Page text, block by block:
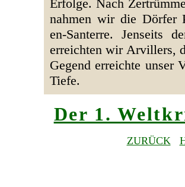
Erfolge. Nach
nahmen wir die Dörfer
en-Santerre. Jenseits
erreichten wir Arvillers,
Gegend erreichte unser
Tiefe.
Der 1.
ZURÜCK